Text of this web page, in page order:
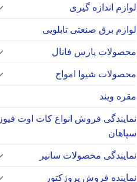
لوازم اندازه گیری
لوازم برق صنعتی تابلویی
محصولات پارس فانال
محصولات شیوا امواج
مقره ویند
نمایندگی فروش انواع کات اوت فیوز
سپاهان
نمایندگی محصولات سانیر
نماینده فروش پروژکتور